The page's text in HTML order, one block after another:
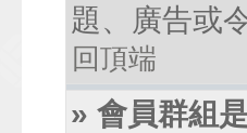
題、廣告或
回頂端
» 會員群組